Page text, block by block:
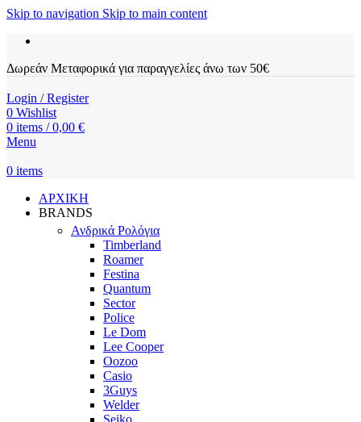
Skip to navigation Skip to main content
Δωρεάν Μεταφορικά για παραγγελίες άνω των 50€
Login / Register
0 Wishlist
0 items / 0,00 €
Menu
0 items
ΑΡΧΙΚΗ
BRANDS
Ανδρικά Ρολόγια
Timberland
Roamer
Festina
Quantum
Sector
Police
Le Dom
Lee Cooper
Oozoo
Casio
3Guys
Welder
Seiko